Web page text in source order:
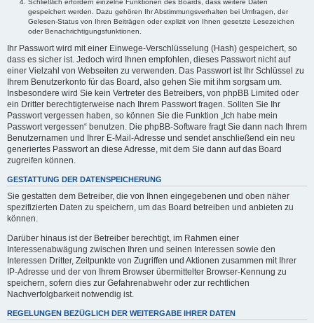
Schließlich erfordern einzelne Funktionen des Boards, dass weitere Daten
gespeichert werden. Dazu gehören Ihr Abstimmungsverhalten bei Umfragen, der
Gelesen-Status von Ihren Beiträgen oder explizit von Ihnen gesetzte Lesezeichen
oder Benachrichtigungsfunktionen.
Ihr Passwort wird mit einer Einwege-Verschlüsselung (Hash) gespeichert, so
dass es sicher ist. Jedoch wird Ihnen empfohlen, dieses Passwort nicht auf
einer Vielzahl von Webseiten zu verwenden. Das Passwort ist Ihr Schlüssel zu
Ihrem Benutzerkonto für das Board, also gehen Sie mit ihm sorgsam um.
Insbesondere wird Sie kein Vertreter des Betreibers, von phpBB Limited oder
ein Dritter berechtigterweise nach Ihrem Passwort fragen. Sollten Sie Ihr
Passwort vergessen haben, so können Sie die Funktion „Ich habe mein
Passwort vergessen“ benutzen. Die phpBB-Software fragt Sie dann nach Ihrem
Benutzernamen und Ihrer E-Mail-Adresse und sendet anschließend ein neu
generiertes Passwort an diese Adresse, mit dem Sie dann auf das Board
zugreifen können.
GESTATTUNG DER DATENSPEICHERUNG
Sie gestatten dem Betreiber, die von Ihnen eingegebenen und oben näher
spezifizierten Daten zu speichern, um das Board betreiben und anbieten zu
können.
Darüber hinaus ist der Betreiber berechtigt, im Rahmen einer
Interessenabwägung zwischen Ihren und seinen Interessen sowie den
Interessen Dritter, Zeitpunkte von Zugriffen und Aktionen zusammen mit Ihrer
IP-Adresse und der von Ihrem Browser übermittelter Browser-Kennung zu
speichern, sofern dies zur Gefahrenabwehr oder zur rechtlichen
Nachverfolgbarkeit notwendig ist.
REGELUNGEN BEZÜGLICH DER WEITERGABE IHRER DATEN